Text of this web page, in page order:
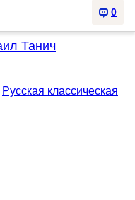
0
Танич
Русская классическая